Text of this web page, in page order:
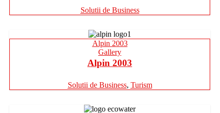
Solutii de Business
Alpin 2003
Gallery
Alpin 2003
Solutii de Business, Turism